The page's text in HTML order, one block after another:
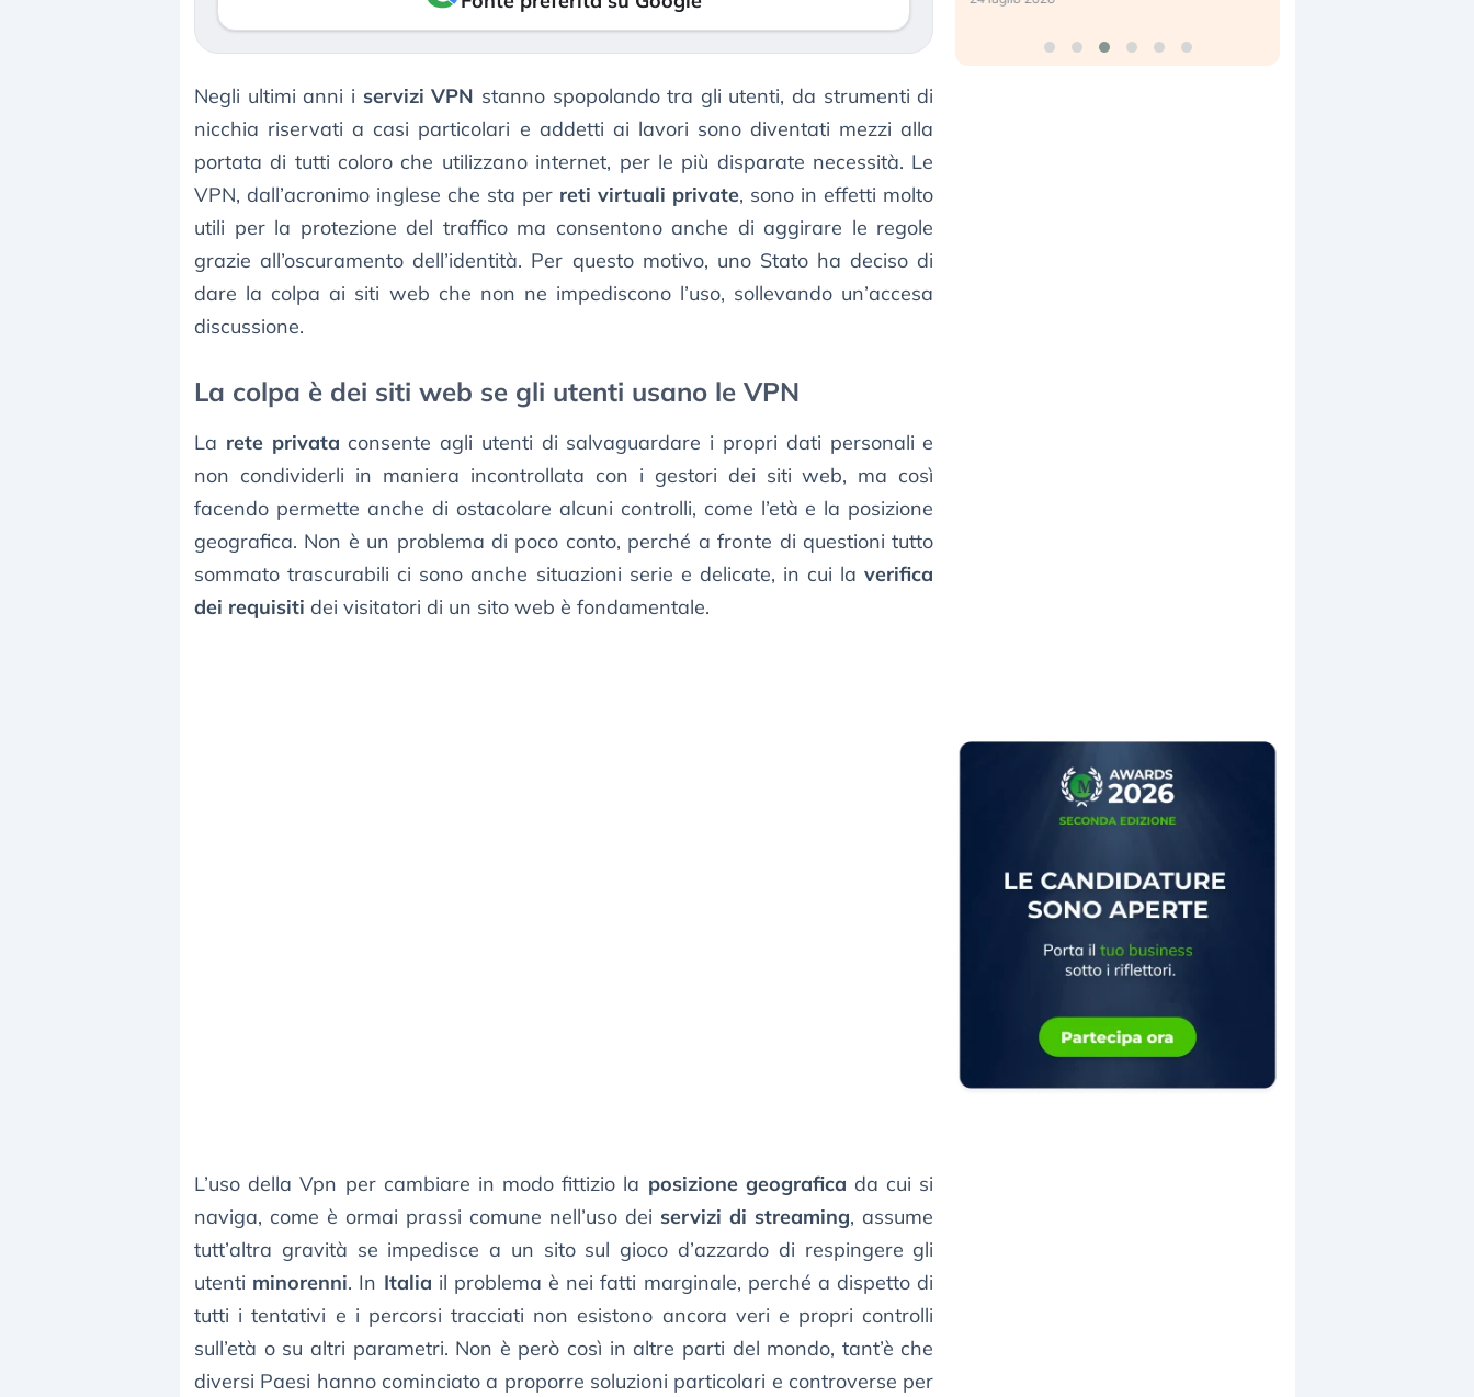
Negli ultimi anni i servizi VPN stanno spopolando tra gli utenti, da strumenti di
nicchia riservati a casi particolari e addetti ai lavori sono diventati mezzi alla
portata di tutti coloro che utilizzano internet, per le più disparate necessità. Le
VPN, dall’acronimo inglese che sta per reti virtuali private, sono in effetti molto
utili per la protezione del traffico ma consentono anche di aggirare le regole
grazie all’oscuramento dell’identità. Per questo motivo, uno Stato ha deciso di
dare la colpa ai siti web che non ne impediscono l’uso, sollevando un’accesa
discussione.
La colpa è dei siti web se gli utenti usano le VPN
La rete privata consente agli utenti di salvaguardare i propri dati personali e
non condividerli in maniera incontrollata con i gestori dei siti web, ma così
facendo permette anche di ostacolare alcuni controlli, come l’età e la posizione
geografica. Non è un problema di poco conto, perché a fronte di questioni tutto
sommato trascurabili ci sono anche situazioni serie e delicate, in cui laverifica
dei requisiti dei visitatori di un sito web è fondamentale.
L’uso della Vpn per cambiare in modo fittizio la posizione geografica da cui si
naviga, come è ormai prassi comune nell’uso dei servizi di streaming, assume
tutt’altra gravità se impedisce a un sito sul gioco d’azzardo di respingere gli
utenti minorenni. In Italia il problema è nei fatti marginale, perché a dispetto di
tutti i tentativi e i percorsi tracciati non esistono ancora veri e propri controlli
sull’età o su altri parametri. Non è però così in altre parti del mondo, tant’è che
diversi Paesi hanno cominciato a proporre soluzioni particolari e controverse per